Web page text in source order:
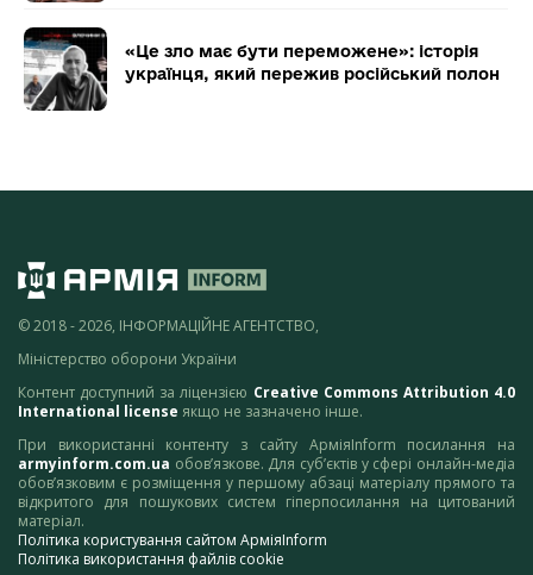
«Це зло має бути переможене»: історія
українця, який пережив російський полон
© 2018 - 2026, ІНФОРМАЦІЙНЕ АГЕНТСТВО,
Міністерство оборони України
Контент доступний за ліцензією Creative Commons Attribution 4.0
International license якщо не зазначено інше.
При використанні контенту з сайту АрміяInform посилання на
armyinform.com.ua обов’язкове. Для суб’єктів у сфері онлайн-медіа
обов’язковим є розміщення у першому абзаці матеріалу прямого та
відкритого для пошукових систем гіперпосилання на цитований
матеріал.
Політика користування сайтом АрміяInform
Політика використання файлів cookie